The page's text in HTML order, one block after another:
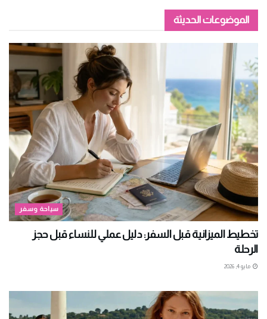
الموضوعات الحديثة
سياحة وسفر
تخطيط الميزانية قبل السفر: دليل عملي للنساء قبل حجز
الرحلة
مايو 4, 2026